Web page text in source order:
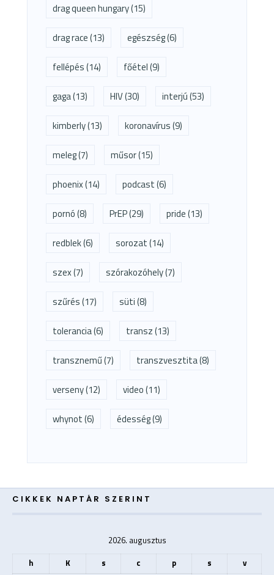
drag queen hungary(15)
drag race(13) egészség(6)
fellépés(14) főétel(9)
gaga(13) HIV(30) interjú(53)
kimberly(13) koronavírus(9)
meleg(7) műsor(15)
phoenix(14) podcast(6)
pornó(8) PrEP(29) pride(13)
redblek(6) sorozat(14)
szex(7) szórakozóhely(7)
szűrés(17) süti(8)
tolerancia(6) transz(13)
transznemű(7) transzvesztita(8)
verseny(12) video(11)
whynot(6) édesség(9)
CIKKEK NAPTÁR SZERINT
2026. augusztus
h
K s c p s v